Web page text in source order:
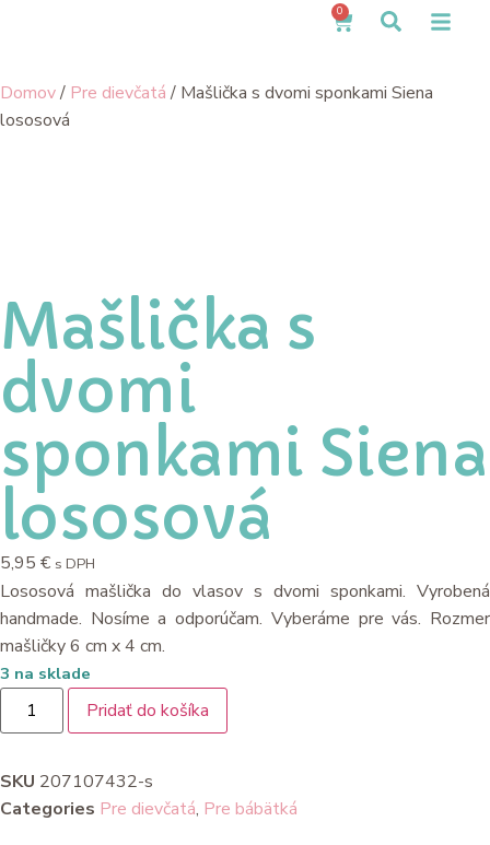
0
Domov/ Pre dievčatá/ Mašlička s dvomi sponkami Siena
lososová
Mašlička s
dvomi
sponkami Siena
lososová
5,95 € s DPH
Lososová mašlička do vlasov s dvomi sponkami. Vyrobená
handmade. Nosíme a odporúčam. Vyberáme pre vás. Rozmer
mašličky 6 cm x 4 cm.
3 na sklade
Pridať do košíka
SKU 207107432-s
Categories Pre dievčatá, Pre bábätká